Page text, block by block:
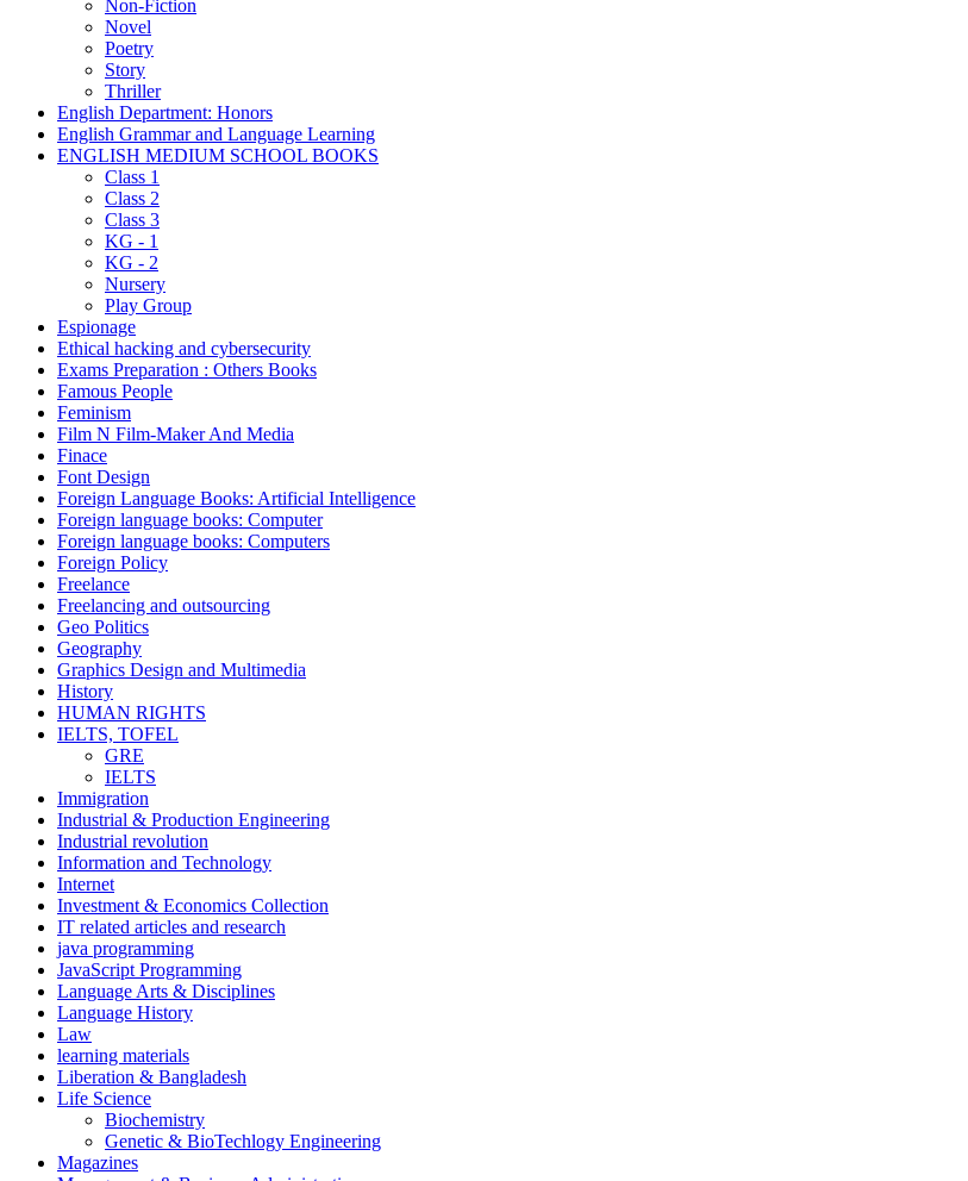
Non-Fiction
Novel
Poetry
Story
Thriller
English Department: Honors
English Grammar and Language Learning
ENGLISH MEDIUM SCHOOL BOOKS
Class 1
Class 2
Class 3
KG - 1
KG - 2
Nursery
Play Group
Espionage
Ethical hacking and cybersecurity
Exams Preparation : Others Books
Famous People
Feminism
Film N Film-Maker And Media
Finace
Font Design
Foreign Language Books: Artificial Intelligence
Foreign language books: Computer
Foreign language books: Computers
Foreign Policy
Freelance
Freelancing and outsourcing
Geo Politics
Geography
Graphics Design and Multimedia
History
HUMAN RIGHTS
IELTS, TOFEL
GRE
IELTS
Immigration
Industrial & Production Engineering
Industrial revolution
Information and Technology
Internet
Investment & Economics Collection
IT related articles and research
java programming
JavaScript Programming
Language Arts & Disciplines
Language History
Law
learning materials
Liberation & Bangladesh
Life Science
Biochemistry
Genetic & BioTechlogy Engineering
Magazines